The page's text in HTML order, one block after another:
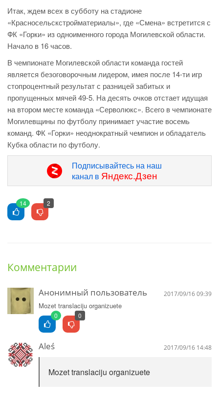
Итак, ждем всех в субботу на стадионе
«Красносельскстройматериалы», где «Смена» встретится с
ФК «Горки» из одноименного города Могилевской области.
Начало в 16 часов.
В чемпионате Могилевской области команда гостей
является безоговорочным лидером, имея после 14-ти игр
стопроцентный результат с разницей забитых и
пропущенных мячей 49-5. На десять очков отстает идущая
на втором месте команда «Серволюкс». Всего в чемпионате
Могилевщины по футболу принимает участие восемь
команд. ФК «Горки» неоднократный чемпион и обладатель
Кубка области по футболу.
Подписывайтесь на наш
канал в Яндекс.Дзен
14 2
Комментарии
Анонимный пользователь 2017/09/16 09:39
Mozet translaciju organizuete
0 0
Aleś 2017/09/16 14:48
Mozet translaciju organizuete